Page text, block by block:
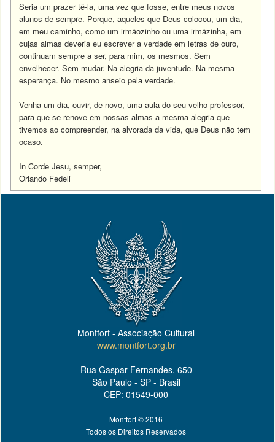
Seria um prazer tê-la, uma vez que fosse, entre meus novos
alunos de sempre. Porque, aqueles que Deus colocou, um dia,
em meu caminho, como um irmãozinho ou uma irmãzinha, em
cujas almas deveria eu escrever a verdade em letras de ouro,
continuam sempre a ser, para mim, os mesmos. Sem
envelhecer. Sem mudar. Na alegria da juventude. Na mesma
esperança. No mesmo anseio pela verdade.
Venha um dia, ouvir, de novo, uma aula do seu velho professor,
para que se renove em nossas almas a mesma alegria que
tivemos ao compreender, na alvorada da vida, que Deus não tem
ocaso.
In Corde Jesu, semper,
Orlando Fedeli
Montfort - Associação Cultural
www.montfort.org.br
Rua Gaspar Fernandes, 650
São Paulo - SP - Brasil
CEP: 01549-000
Montfort © 2016
Todos os Direitos Reservados